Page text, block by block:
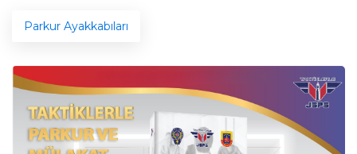
Parkur Ayakkabıları